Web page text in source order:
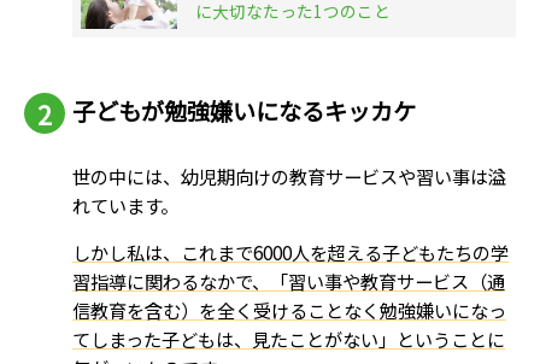
に大切なたった1つのこと
子どもが勉強嫌いになるキッカケ
世の中には、幼児期向けの教育サービスや習い事は溢
れています。
しかし私は、これまで6000人を超える子どもたちの学
習指導に関わるなかで、「習い事や教育サービス（通
信教育を含む）を全く受けることなく勉強嫌いになっ
てしまった子どもは、見たことがない」ということに